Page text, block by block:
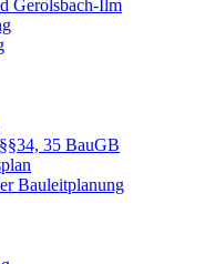
Gerolsbach-Ilm
35 BauGB
Bauleitplanung